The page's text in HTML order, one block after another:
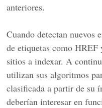
anteriores.
Cuando detectan nuevos
de etiquetas como
sitios a indexar. A
utilizan sus algoritmos
clasificada a partir de su
deberían interesar en